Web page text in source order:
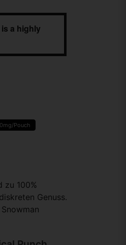
a highly
Pouch
zu 100%
Genuss.